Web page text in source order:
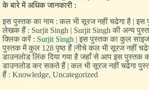
के बारे में अधिक जानकारी :
इस पुस्तक का नाम : कल भी सूरज नहीं चढेगा है |
लेखक हैं : Surjit Singh | Surjit Singh की अन्य
क्लिक करें : Surjit Singh | इस पुस्तक का कुल
पुस्तक में कुल 128 पृष्ठ हैं |नीचे कल भी सूरज नहीं
डाउनलोड लिंक दिया गया है जहाँ से आप इस पुस्तक
डाउनलोड कर सकते हैं | कल भी सूरज नहीं चढेगा
हैं : Knowledge, Uncategorized